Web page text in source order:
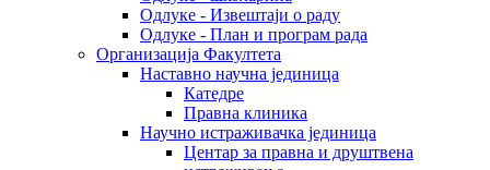
Одлуке - Извештаји о раду
Одлуке - План и програм рада
Организација Факултета
Наставно научна јединица
Катедре
Правна клиника
Научно истраживачка јединица
Центар за правна и друштвена